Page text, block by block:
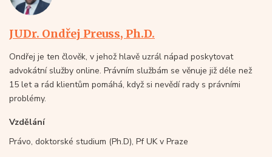
JUDr. Ondřej Preuss, Ph.D.
Ondřej je ten člověk, v jehož hlavě uzrál nápad poskytovat
advokátní služby online. Právním službám se věnuje již déle než
15 let a rád klientům pomáhá, když si nevědí rady s právními
problémy.
Vzdělání
Právo, doktorské studium (Ph.D), Pf UK v Praze